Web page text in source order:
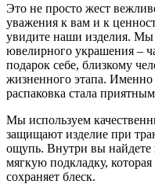
Это не просто жест
уважения к вам и к
увидите наши изделия.
ювелирного украшения –
подарок себе, близкому
жизненного этапа.
распаковка стала
Мы используем
защищают изделие при
ощупь. Внутри вы найдете
мягкую подкладку,
сохраняет блеск.